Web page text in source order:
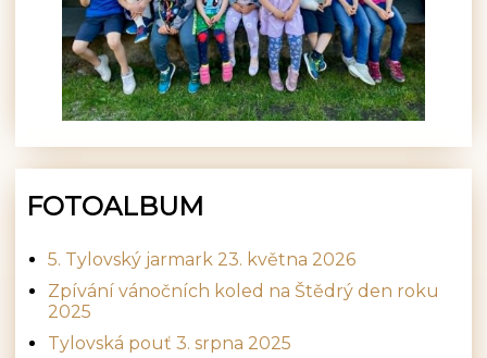
FOTOALBUM
5. Tylovský jarmark 23. května 2026
Zpívání vánočních koled na Štědrý den roku
2025
Tylovská pouť 3. srpna 2025